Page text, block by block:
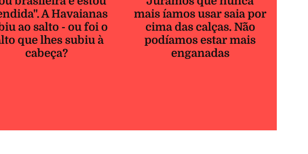
A Havaianas
ao salto - ou foi o
que lhes subiu à
cabeça?
mais íamos usar saia por
cima das calças. Não
podíamos estar mais
enganadas